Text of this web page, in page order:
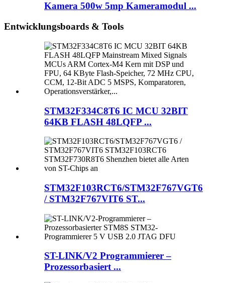
Kamera 500w 5mp Kameramodul ...
Entwicklungsboards & Tools
STM32F334C8T6 IC MCU 32BIT
64KB FLASH 48LQFP ...
STM32F103RCT6/STM32F767VGT6
/ STM32F767VIT6 ST...
ST-LINK/V2 Programmierer –
Prozessorbasiert ...